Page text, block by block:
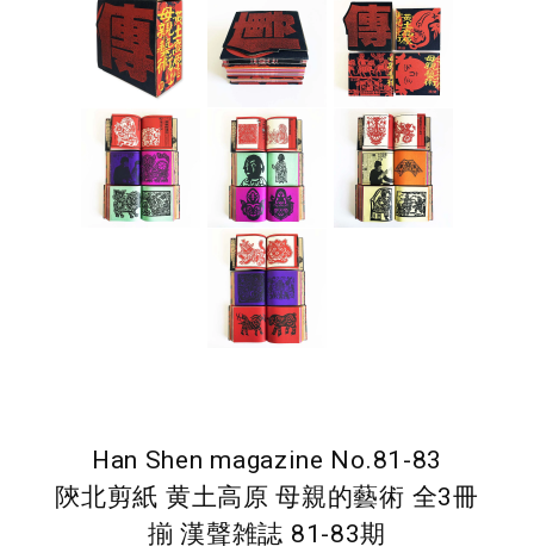
Han Shen magazine No.81-83
陝北剪紙 黄土高原 母親的藝術 全3冊
揃 漢聲雑誌 81-83期